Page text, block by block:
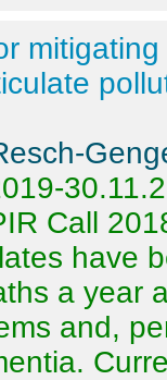
Call
have
a year
and,